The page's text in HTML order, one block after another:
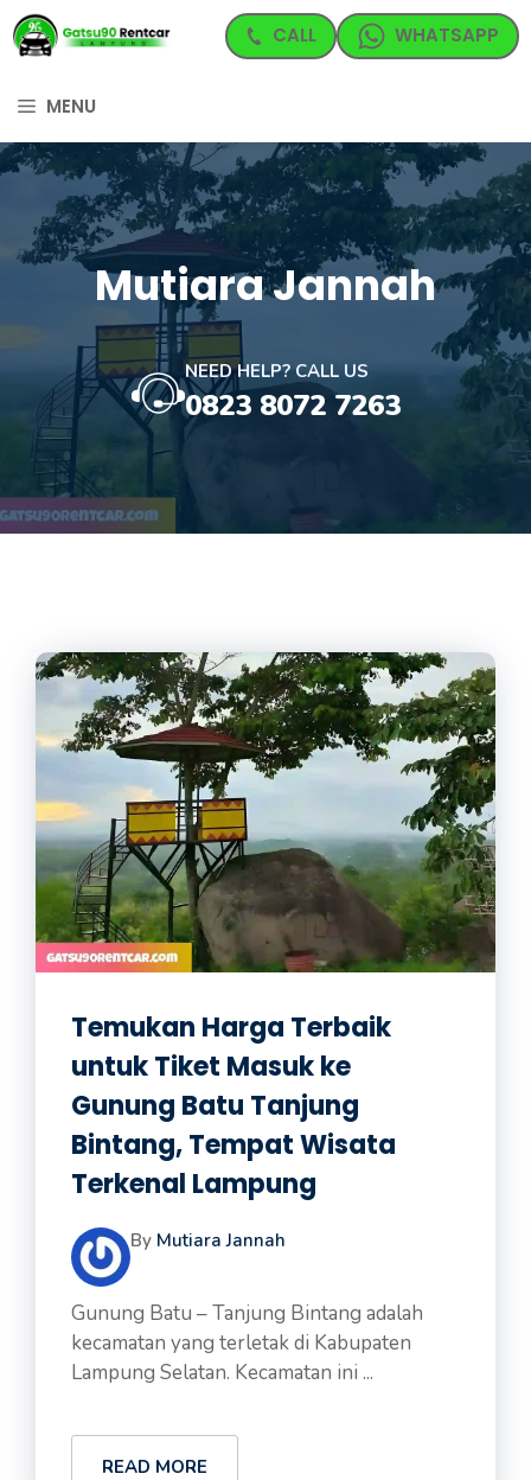
Langsung
ke
MENU
CALL WHATSAPP
Mutiara Jannah
NEED HELP? CALL US
0823 8072 7263
Temukan Harga Terbaik
untuk Tiket Masuk ke
Gunung Batu Tanjung
Bintang, Tempat Wisata
Terkenal Lampung
By Mutiara Jannah
Gunung Batu – Tanjung Bintang adalah
kecamatan yang terletak di Kabupaten
Lampung Selatan. Kecamatan ini ...
READ MORE